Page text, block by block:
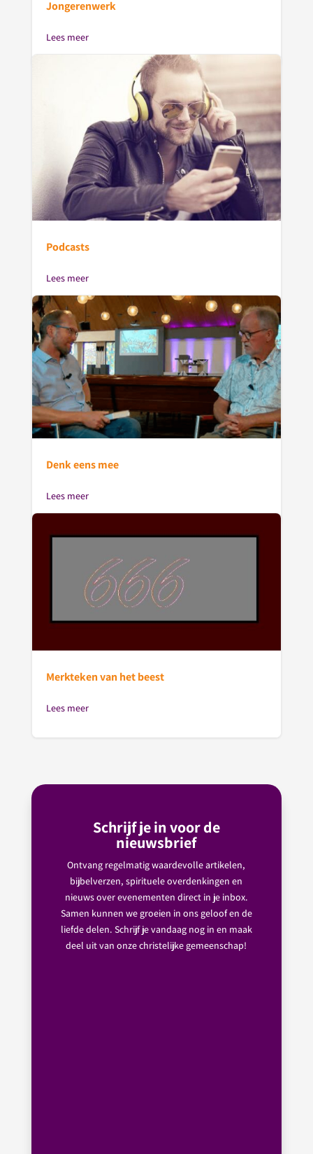
Jongerenwerk
Lees meer
Podcasts
Lees meer
Denk eens mee
Lees meer
Merkteken van het beest
Lees meer
Schrijf je in voor de
nieuwsbrief
Ontvang regelmatig waardevolle artikelen,
bijbelverzen, spirituele overdenkingen en
nieuws over evenementen direct in je inbox.
Samen kunnen we groeien in ons geloof en de
liefde delen. Schrijf je vandaag nog in en maak
deel uit van onze christelijke gemeenschap!